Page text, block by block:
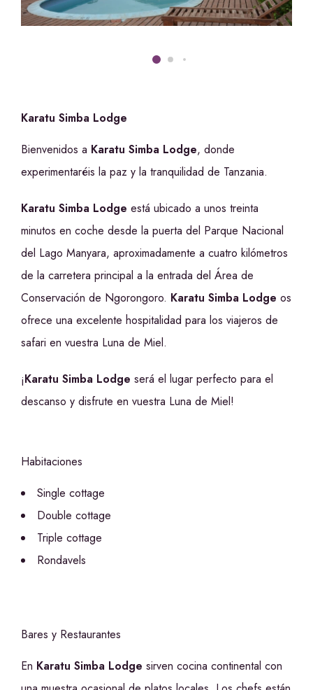
Karatu Simba Lodge
Bienvenidos a Karatu Simba Lodge, donde
experimentaréis la paz y la tranquilidad de Tanzania.
Karatu Simba Lodge está ubicado a unos treinta
minutos en coche desde la puerta del Parque Nacional
del Lago Manyara, aproximadamente a cuatro kilómetros
de la carretera principal a la entrada del Área de
Conservación de Ngorongoro. Karatu Simba Lodge os
ofrece una excelente hospitalidad para los viajeros de
safari en vuestra Luna de Miel.
¡Karatu Simba Lodge será el lugar perfecto para el
descanso y disfrute en vuestra Luna de Miel!
Habitaciones
Single cottage
Double cottage
Triple cottage
Rondavels
Bares y Restaurantes
En Karatu Simba Lodge sirven cocina continental con